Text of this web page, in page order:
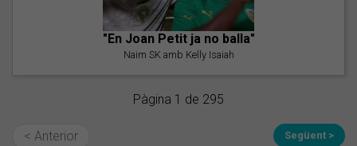
"En Joan Petit ja no balla"
Naim SK amb Kelly Isaiah
Pàgina 1 de 295
< Anterior Següent >